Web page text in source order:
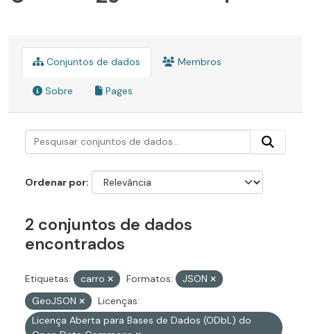
Conjuntos de dados Membros
Sobre Pages
Ordenar por
2 conjuntos de dados
encontrados
Etiquetas: carro Formatos:
JSON
GeoJSON
Licenças:
Licença Aberta para Bases de Dados (ODbL) do